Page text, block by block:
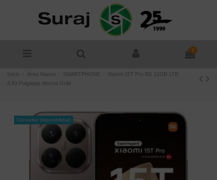
0
Inicio Área Xiaomi SMARTPHONE
Xiaomi 15T Pro 5G 12GB 1TB
6.83 Pulgadas Mocha Gold
Consultar disponibilidad